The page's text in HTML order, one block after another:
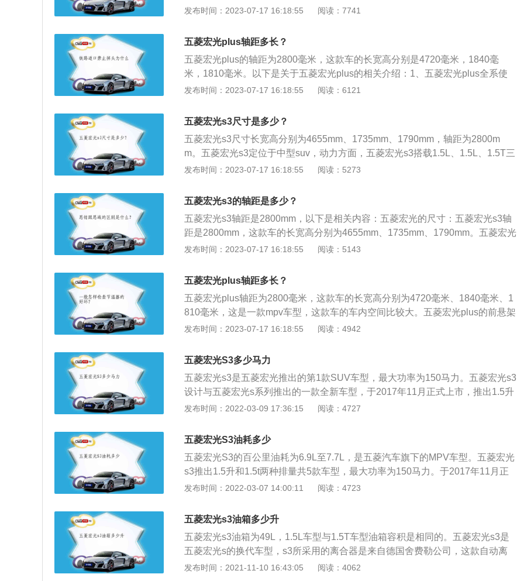
动标准型的综合油耗为7.1L/100km。1.5T手动豪华型的综合油耗为7.3L/100km。
数据量数据。真实油耗高于这个值，为7.4-10.0L/100km。汽车油耗的高低与五大
因素直接相关，即驾驶习惯、汽车本身、道路状态、自然风、环境温度。会使汽
车油耗增加的具体因素如下：驾驶习惯：驾驶粗暴，比如急加油、常超车、遇红
灯不提前松油门会使油耗增高。汽车本身：排量大的车比排量小的车油耗大，因
为排量大功率一般就大，需要更多的汽油燃烧做功。汽车自重大的车油耗会高，
等，在这些路面行驶，阻力大，耗油会增加。自然风：迎风行驶、大风天行驶，
汽车阻力增大，油耗增加。环境温度低，发动机缸体温度低，冷起动时喷入的汽
油不易雾化，需要喷入更多的汽油才能然烧，油耗增大。同时，气温低，发动机
发布时间：2023-07-17 16:18:55 阅读：7741
五菱宏光plus轴距多长？
五菱宏光plus的轴距为2800毫米，这款车的长宽高分别是4720毫米，1840毫
米，1810毫米。以下是关于五菱宏光plus的相关介绍：1、五菱宏光plus全系使
用了一款1.5升涡轮增压发动机，这款发动机有147马力和250牛米的最大扭矩，
扭矩。2、这款发动机搭载了dvvt技术和多点电喷技术，并且使用了铝合金缸盖。
涡轮增压发动机可以在比较低的转速下输出最大扭矩。与这款发动机匹配的是6
速手动变速箱。
发布时间：2023-07-17 16:18:55 阅读：6121
五菱宏光s3尺寸是多少？
五菱宏光s3尺寸长宽高分别为4655mm、1735mm、1790mm，轴距为2800m
m。五菱宏光s3定位于中型suv，动力方面，五菱宏光s3搭载1.5L、1.5L、1.5T三
款发动机。五菱宏光s3的1.5L发动机最大功率为82kw，最大扭矩为147nm，最高
电子组合液晶仪表盘和悬浮式8英寸中控触摸液晶屏。
发布时间：2023-07-17 16:18:55 阅读：5273
五菱宏光s3的轴距是多少？
五菱宏光s3轴距是2800mm，以下是相关内容：五菱宏光的尺寸：五菱宏光s3轴
距是2800mm，这款车的长宽高分别为4655mm、1735mm、1790mm。五菱宏光
配置：五菱宏光s3是一款中型suv，该车一共搭载了两款发动机，一款是1.5升自
流畅饱满的线条和层次感设计，体现出s3的立体感和力量感，局部设计硬朗动
感，如透镜大灯、战斗机进气口造型雾灯、LED日行灯、钻石切割后视镜、雕刻
刀式窗线亮条、双翼五幅式铝合金轮毂、悬浮式车顶等，辨识感十足。
发布时间：2023-07-17 16:18:55 阅读：5143
五菱宏光plus轴距多长？
五菱宏光plus轴距为2800毫米，这款车的长宽高分别为4720毫米、1840毫米、1
810毫米，这是一款mpv车型，这款车的车内空间比较大。五菱宏光plus的前悬架
使用了麦弗逊独立悬架，后悬架使用了钢板弹簧非独立悬架。五菱宏光plus全系
每分钟5200转时输出最大功率，能在每分钟2200到3400转时输出最大扭矩。这
款发动机搭载了dvvt技术和多点电喷技术，并且使用了铝合金缸盖。
发布时间：2023-07-17 16:18:55 阅读：4942
五菱宏光S3多少马力
五菱宏光s3是五菱宏光推出的第1款SUV车型，最大功率为150马力。五菱宏光s3
设计与五菱宏光s系列推出的一款全新车型，于2017年11月正式上市，推出1.5升
和1.5t两种排量共5款车型，汽车的市市场参考价在5.68万到8.18万元之间，搭配
宽高为4655×1735×1780mm。在车内的座椅布局基础上增加了调节形式，汽车第
3排座椅可按4:6的比例分离，二三排座椅可以全部放平，增加后备箱的载物空
间，拥有出色的装载能力。
发布时间：2022-03-09 17:36:15 阅读：4727
五菱宏光S3油耗多少
五菱宏光S3的百公里油耗为6.9L至7.7L，是五菱汽车旗下的MPV车型。五菱宏光
s3推出1.5升和1.5t两种排量共5款车型，最大功率为150马力。于2017年11月正
式上市，设计继承了五菱宏光s系列的风格。座椅布局基础上增加了调节形式，汽
空间，拥有出色的装载能力。汽车的市市场参考价在5.68万到8.18万元之间，搭
配6档手动变速箱，车内座位配置为2+2+3布局。汽车车身长宽高为4655×1735×
1780mm。
发布时间：2022-03-07 14:00:11 阅读：4723
五菱宏光s3油箱多少升
五菱宏光s3油箱为49L，1.5L车型与1.5T车型油箱容积是相同的。五菱宏光s3是
五菱宏光s的换代车型，s3所采用的离合器是来自德国舍费勒公司，这款自动离
合器被广泛运用在大众、宝马以及奔驰汽车品牌上面，五菱宏光s3在油箱容积方
发布时间：2021-11-10 16:43:05 阅读：4062